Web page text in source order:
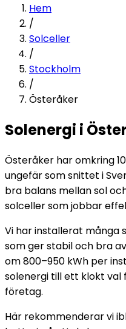
Hem
/
Solceller
/
Stockholm
/
Österåker
Solenergi i
Österåker har omkring
ungefär som snittet i
bra balans mellan sol
solceller som jobbar
Vi har installerat många
som ger stabil och bra
om 800–950 kWh per
solenergi till ett klokt
företag.
Här rekommenderar vi